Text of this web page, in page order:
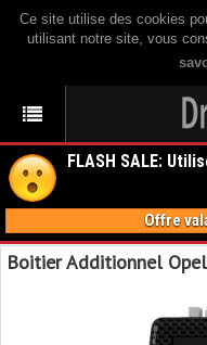
Ce site utilise des cookies
utilisant notre site, vous
FLASH SALE:
Offre
Boitier Additionnel